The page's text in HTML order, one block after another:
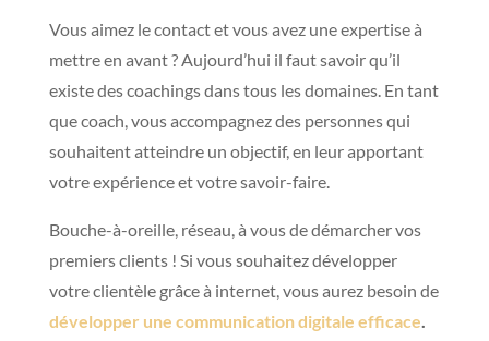
Vous aimez le contact et vous avez une expertise à
mettre en avant ? Aujourd’hui il faut savoir qu’il
existe des coachings dans tous les domaines. En tant
que coach, vous accompagnez des personnes qui
souhaitent atteindre un objectif, en leur apportant
votre expérience et votre savoir-faire.
Bouche-à-oreille, réseau, à vous de démarcher vos
premiers clients ! Si vous souhaitez développer
votre clientèle grâce à internet, vous aurez besoin de
développer une communication digitale efficace